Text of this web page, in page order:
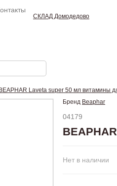
СКЛАД Домодедово
BEAPHAR Laveta super 50 мл витамины
Бренд Beaphar
04179
Нет в наличии